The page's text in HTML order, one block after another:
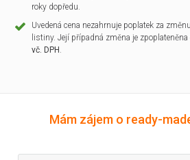
roky dopředu.
Uvedená cena nezahrnuje poplatek za
listiny. Její případná změna je
vč. DPH .
Mám zájem o ready-